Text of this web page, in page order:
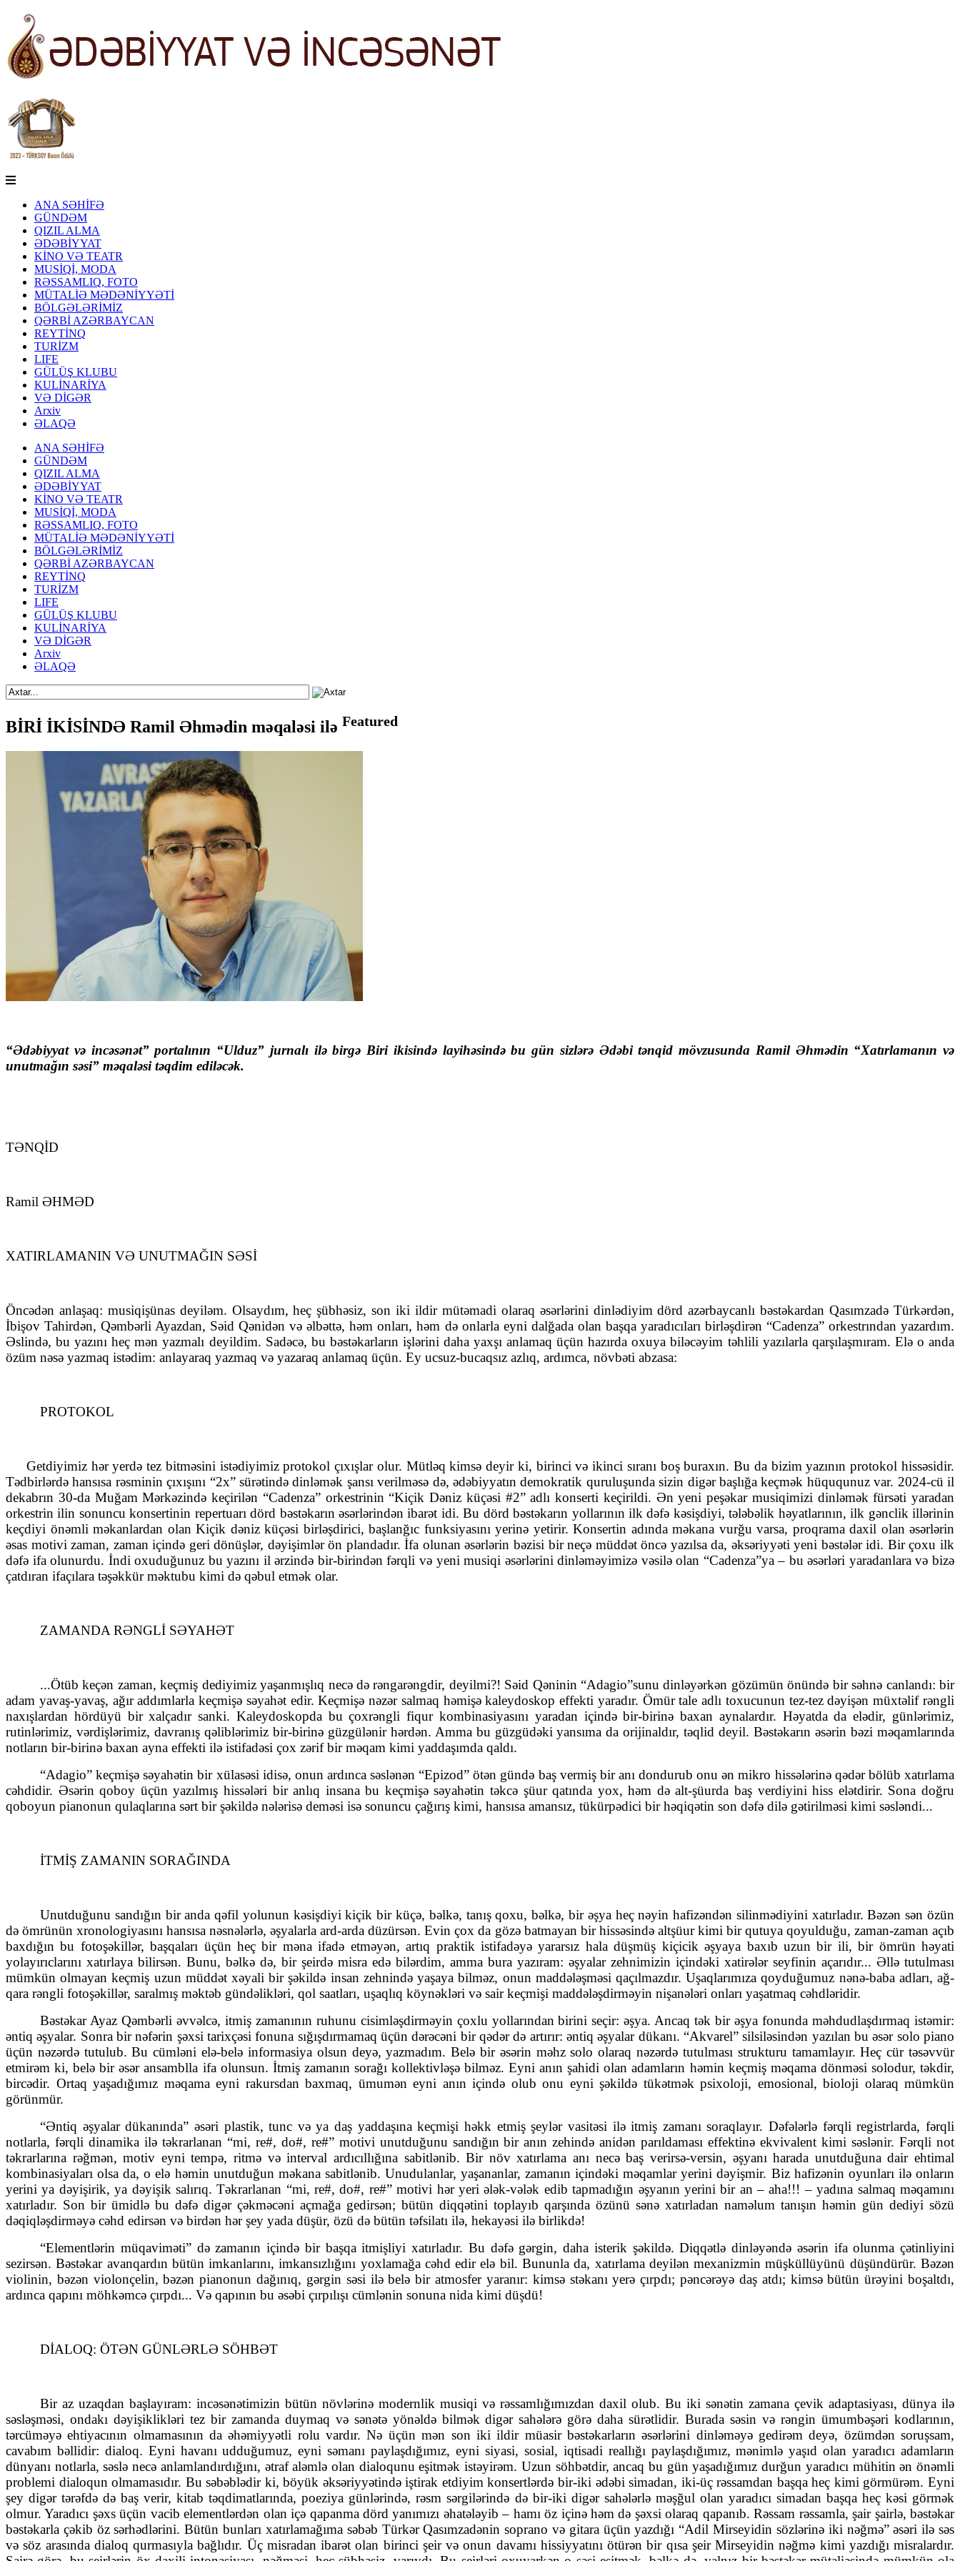
ANA SƏHİFƏ
GÜNDƏM
QIZIL ALMA
ƏDƏBİYYAT
KİNO VƏ TEATR
MUSİQİ, MODA
RƏSSAMLIQ, FOTO
MÜTALİƏ MƏDƏNİYYƏTİ
BÖLGƏLƏRİMİZ
QƏRBİ AZƏRBAYCAN
REYTİNQ
TURİZM
LIFE
GÜLÜŞ KLUBU
KULİNARİYA
VƏ DİGƏR
Arxiv
ƏLAQƏ
ANA SƏHİFƏ
GÜNDƏM
QIZIL ALMA
ƏDƏBİYYAT
KİNO VƏ TEATR
MUSİQİ, MODA
RƏSSAMLIQ, FOTO
MÜTALİƏ MƏDƏNİYYƏTİ
BÖLGƏLƏRİMİZ
QƏRBİ AZƏRBAYCAN
REYTİNQ
TURİZM
LIFE
GÜLÜŞ KLUBU
KULİNARİYA
VƏ DİGƏR
Arxiv
ƏLAQƏ
BİRİ İKİSİNDƏ Ramil Əhmədin məqaləsi ilə Featured
“Ədəbiyyat və incəsənət” portalının “Ulduz” jurnalı ilə birgə Biri ikisində layihəsində bu gün sizlərə Ədəbi tənqid mövzusunda Ramil Əhmədin “Xatırlamanın və
unutmağın səsi” məqaləsi təqdim ediləcək.
TƏNQİD
Ramil ƏHMƏD
XATIRLAMANIN VƏ UNUTMAĞIN SƏSİ
Öncədən anlaşaq: musiqişünas deyiləm. Olsaydım, heç şübhəsiz, son iki ildir mütəmadi olaraq əsərlərini dinlədiyim dörd azərbaycanlı bəstəkardan Qasımzadə Türkərdən,
İbişov Tahirdən, Qəmbərli Ayazdan, Səid Qənidən və əlbəttə, həm onları, həm də onlarla eyni dalğada olan başqa yaradıcıları birləşdirən “Cadenza” orkestrından yazardım.
Əslində, bu yazını heç mən yazmalı deyildim. Sadəcə, bu bəstəkarların işlərini daha yaxşı anlamaq üçün hazırda oxuya biləcəyim təhlili yazılarla qarşılaşmıram. Elə o anda
özüm nəsə yazmaq istədim: anlayaraq yazmaq və yazaraq anlamaq üçün. Ey ucsuz-bucaqsız azlıq, ardımca, növbəti abzasa:
PROTOKOL
Getdiyimiz hər yerdə tez bitməsini istədiyimiz protokol çıxışlar olur. Mütləq kimsə deyir ki, birinci və ikinci sıranı boş buraxın. Bu da bizim yazının protokol hissəsidir.
Tədbirlərdə hansısa rəsminin çıxışını “2x” sürətində dinləmək şansı verilməsə də, ədəbiyyatın demokratik quruluşunda sizin digər başlığa keçmək hüququnuz var. 2024-cü il
dekabrın 30-da Muğam Mərkəzində keçirilən “Cadenza” orkestrinin “Kiçik Dəniz küçəsi #2” adlı konserti keçirildi. Ən yeni peşəkar musiqimizi dinləmək fürsəti yaradan
orkestrin ilin sonuncu konsertinin repertuarı dörd bəstəkarın əsərlərindən ibarət idi. Bu dörd bəstəkarın yollarının ilk dəfə kəsişdiyi, tələbəlik həyatlarının, ilk gənclik illərinin
keçdiyi önəmli məkanlardan olan Kiçik dəniz küçəsi birləşdirici, başlanğıc funksiyasını yerinə yetirir. Konsertin adında məkana vurğu varsa, proqrama daxil olan əsərlərin
əsas motivi zaman, zaman içində geri dönüşlər, dəyişimlər ön plandadır. İfa olunan əsərlərin bəzisi bir neçə müddət öncə yazılsa da, əksəriyyəti yeni bəstələr idi. Bir çoxu ilk
dəfə ifa olunurdu. İndi oxuduğunuz bu yazını il ərzində bir-birindən fərqli və yeni musiqi əsərlərini dinləməyimizə vəsilə olan “Cadenza”ya – bu əsərləri yaradanlara və bizə
çatdıran ifaçılara təşəkkür məktubu kimi də qəbul etmək olar.
ZAMANDA RƏNGLİ SƏYAHƏT
...Ötüb keçən zaman, keçmiş dediyimiz yaşanmışlıq necə də rəngarəngdir, deyilmi?! Səid Qəninin “Adagio”sunu dinləyərkən gözümün önündə bir səhnə canlandı: bir
adam yavaş-yavaş, ağır addımlarla keçmişə səyahət edir. Keçmişə nəzər salmaq həmişə kaleydoskop effekti yaradır. Ömür tale adlı toxucunun tez-tez dəyişən müxtəlif rəngli
naxışlardan hördüyü bir xalçadır sanki. Kaleydoskopda bu çoxrəngli fiqur kombinasiyasını yaradan içində bir-birinə baxan aynalardır. Həyatda da elədir, günlərimiz,
rutinlərimiz, vərdişlərimiz, davranış qəliblərimiz bir-birinə güzgülənir hərdən. Amma bu güzgüdəki yansıma da orijinaldır, təqlid deyil. Bəstəkarın əsərin bəzi məqamlarında
notların bir-birinə baxan ayna effekti ilə istifadəsi çox zərif bir məqam kimi yaddaşımda qaldı.
“Adagio” keçmişə səyahətin bir xülasəsi idisə, onun ardınca səslənən “Epizod” ötən gündə baş vermiş bir anı dondurub onu ən mikro hissələrinə qədər bölüb xatırlama
cəhdidir. Əsərin qoboy üçün yazılmış hissələri bir anlıq insana bu keçmişə səyahətin təkcə şüur qatında yox, həm də alt-şüurda baş verdiyini hiss elətdirir. Sona doğru
qoboyun pianonun qulaqlarına sərt bir şəkildə nələrisə deməsi isə sonuncu çağırış kimi, hansısa amansız, tükürpədici bir həqiqətin son dəfə dilə gətirilməsi kimi səsləndi...
İTMİŞ ZAMANIN SORAĞINDA
Unutduğunu sandığın bir anda qəfil yolunun kəsişdiyi kiçik bir küçə, bəlkə, tanış qoxu, bəlkə, bir əşya heç nəyin hafizəndən silinmədiyini xatırladır. Bəzən sən özün
də ömrünün xronologiyasını hansısa nəsnələrlə, əşyalarla ard-arda düzürsən. Evin çox da gözə batmayan bir hissəsində altşüur kimi bir qutuya qoyulduğu, zaman-zaman açıb
baxdığın bu fotoşəkillər, başqaları üçün heç bir məna ifadə etməyən, artıq praktik istifadəyə yararsız hala düşmüş kiçicik əşyaya baxıb uzun bir ili, bir ömrün həyati
yolayırıclarını xatırlaya bilirsən. Bunu, bəlkə də, bir şeirdə misra edə bilərdim, amma bura yazıram: əşyalar zehnimizin içindəki xatirələr seyfinin açarıdır... Əllə tutulması
mümkün olmayan keçmiş uzun müddət xəyali bir şəkildə insan zehnində yaşaya bilməz, onun maddələşməsi qaçılmazdır. Uşaqlarımıza qoyduğumuz nənə-baba adları, ağ-
qara rəngli fotoşəkillər, saralmış məktəb gündəlikləri, qol saatları, uşaqlıq köynəkləri və sair keçmişi maddələşdirməyin nişanələri onları yaşatmaq cəhdləridir.
Bəstəkar Ayaz Qəmbərli əvvəlcə, itmiş zamanının ruhunu cisimləşdirməyin çoxlu yollarından birini seçir: əşya. Ancaq tək bir əşya fonunda məhdudlaşdırmaq istəmir:
əntiq əşyalar. Sonra bir nəfərin şəxsi tarixçəsi fonuna sığışdırmamaq üçün dərəcəni bir qədər də artırır: əntiq əşyalar dükanı. “Akvarel” silsiləsindən yazılan bu əsər solo piano
üçün nəzərdə tutulub. Bu cümləni elə-belə informasiya olsun deyə, yazmadım. Belə bir əsərin məhz solo olaraq nəzərdə tutulması strukturu tamamlayır. Heç cür təsəvvür
etmirəm ki, belə bir əsər ansamblla ifa olunsun. İtmiş zamanın sorağı kollektivləşə bilməz. Eyni anın şahidi olan adamların həmin keçmiş məqama dönməsi solodur, təkdir,
bircədir. Ortaq yaşadığımız məqama eyni rakursdan baxmaq, ümumən eyni anın içində olub onu eyni şəkildə tükətmək psixoloji, emosional, bioloji olaraq mümkün
görünmür.
“Əntiq əşyalar dükanında” əsəri plastik, tunc və ya daş yaddaşına keçmişi həkk etmiş şeylər vasitəsi ilə itmiş zamanı soraqlayır. Dəfələrlə fərqli registrlarda, fərqli
notlarla, fərqli dinamika ilə təkrarlanan “mi, re#, do#, re#” motivi unutduğunu sandığın bir anın zehində anidən parıldaması effektinə ekvivalent kimi səslənir. Fərqli not
təkrarlarına rəğmən, motiv eyni tempə, ritmə və interval ardıcıllığına sabitlənib. Bir növ xatırlama anı necə baş verirsə-versin, əşyanı harada unutduğuna dair ehtimal
kombinasiyaları olsa da, o elə həmin unutduğun məkana sabitlənib. Unudulanlar, yaşananlar, zamanın içindəki məqamlar yerini dəyişmir. Biz hafizənin oyunları ilə onların
yerini ya dəyişirik, ya dəyişik salırıq. Təkrarlanan “mi, re#, do#, re#” motivi hər yeri ələk-vələk edib tapmadığın əşyanın yerini bir an – aha!!! – yadına salmaq məqamını
xatırladır. Son bir ümidlə bu dəfə digər çəkməcəni açmağa gedirsən; bütün diqqətini toplayıb qarşında özünü sənə xatırladan naməlum tanışın həmin gün dediyi sözü
dəqiqləşdirməyə cəhd edirsən və birdən hər şey yada düşür, özü də bütün təfsilatı ilə, hekayəsi ilə birlikdə!
“Elementlərin müqaviməti” də zamanın içində bir başqa itmişliyi xatırladır. Bu dəfə gərgin, daha isterik şəkildə. Diqqətlə dinləyəndə əsərin ifa olunma çətinliyini
sezirsən. Bəstəkar avanqardın bütün imkanlarını, imkansızlığını yoxlamağa cəhd edir elə bil. Bununla da, xatırlama deyilən mexanizmin müşküllüyünü düşündürür. Bəzən
violinin, bəzən violonçelin, bəzən pianonun dağınıq, gərgin səsi ilə belə bir atmosfer yaranır: kimsə stəkanı yerə çırpdı; pəncərəyə daş atdı; kimsə bütün ürəyini boşaltdı,
ardınca qapını möhkəmcə çırpdı... Və qapının bu əsəbi çırpılışı cümlənin sonuna nida kimi düşdü!
DİALOQ: ÖTƏN GÜNLƏRLƏ SÖHBƏT
Bir az uzaqdan başlayıram: incəsənətimizin bütün növlərinə modernlik musiqi və rəssamlığımızdan daxil olub. Bu iki sənətin zamana çevik adaptasiyası, dünya ilə
səsləşməsi, ondakı dəyişiklikləri tez bir zamanda duymaq və sənətə yönəldə bilmək digər sahələrə görə daha sürətlidir. Burada səsin və rəngin ümumbəşəri kodlarının,
tərcüməyə ehtiyacının olmamasının da əhəmiyyətli rolu vardır. Nə üçün mən son iki ildir müasir bəstəkarların əsərlərini dinləməyə gedirəm deyə, özümdən soruşsam,
cavabım bəllidir: dialoq. Eyni havanı udduğumuz, eyni səmanı paylaşdığımız, eyni siyasi, sosial, iqtisadi reallığı paylaşdığımız, mənimlə yaşıd olan yaradıcı adamların
dünyanı notlarla, səslə necə anlamlandırdığını, ətraf aləmlə olan dialoqunu eşitmək istəyirəm. Uzun söhbətdir, ancaq bu gün yaşadığımız durğun yaradıcı mühitin ən önəmli
problemi dialoqun olmamasıdır. Bu səbəblədir ki, böyük əksəriyyətində iştirak etdiyim konsertlərdə bir-iki ədəbi simadan, iki-üç rəssamdan başqa heç kimi görmürəm. Eyni
şey digər tərəfdə də baş verir, kitab təqdimatlarında, poeziya günlərində, rəsm sərgilərində də bir-iki digər sahələrlə məşğul olan yaradıcı simadan başqa heç kəsi görmək
olmur. Yaradıcı şəxs üçün vacib elementlərdən olan içə qapanma dörd yanımızı əhatələyib – hamı öz içinə həm də şəxsi olaraq qapanıb. Rəssam rəssamla, şair şairlə, bəstəkar
bəstəkarla çəkib öz sərhədlərini. Bütün bunları xatırlamağıma səbəb Türkər Qasımzadənin soprano və gitara üçün yazdığı “Adil Mirseyidin sözlərinə iki nəğmə” əsəri ilə səs
və söz arasında dialoq qurmasıyla bağlıdır. Üç misradan ibarət olan birinci şeir və onun davamı hissiyyatını ötürən bir qısa şeir Mirseyidin nəğmə kimi yazdığı misralardır.